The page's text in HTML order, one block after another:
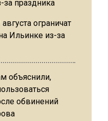
ограничат
Ильинке из-за